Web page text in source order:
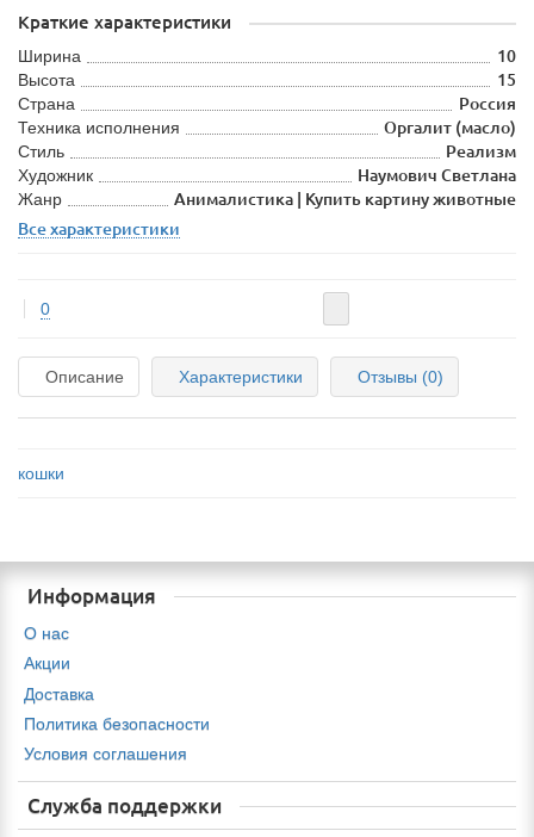
Краткие характеристики
Ширина
10
Высота
15
Страна
Россия
Техника исполнения
Оргалит (масло)
Стиль
Реализм
Художник
Наумович Светлана
Жанр
Анималистика | Купить картину животные
Все характеристики
0
Описание Характеристики Отзывы (0)
кошки
Информация
О нас
Акции
Доставка
Политика безопасности
Условия соглашения
Служба поддержки